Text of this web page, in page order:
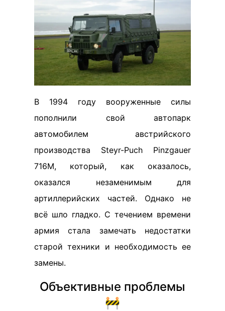
В 1994 году вооруженные силы
пополнили свой автопарк
автомобилем австрийского
производства Steyr-Puch Pinzgauer
716M, который, как оказалось,
оказался незаменимым для
артиллерийских частей. Однако не
всё шло гладко. С течением времени
армия стала замечать недостатки
старой техники и необходимость ее
замены.
Объективные проблемы
🚧